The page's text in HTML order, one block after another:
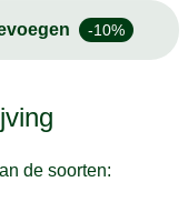
-10%
de soorten: